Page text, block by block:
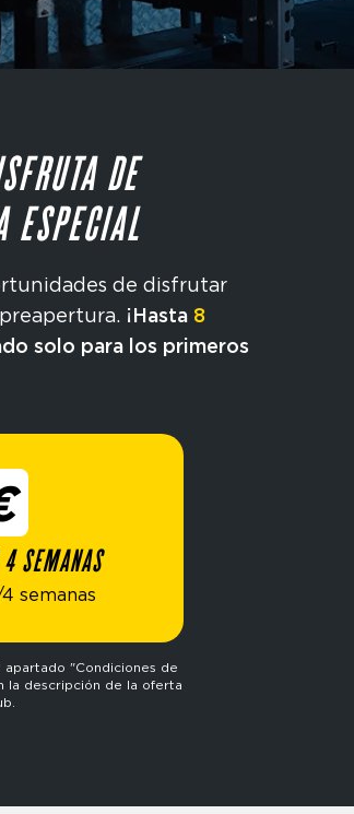
DE
ESPECIAL
de disfrutar
¡Hasta 8
solo para los primeros
SEMANAS
semanas
apartado "Condiciones de
la descripción de la oferta